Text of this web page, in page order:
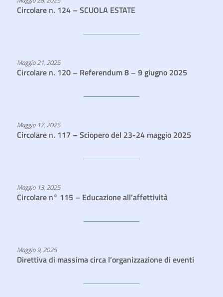
Circolare n. 124 – SCUOLA ESTATE
Maggio 21, 2025
Circolare n. 120 – Referendum 8 – 9 giugno 2025
Maggio 17, 2025
Circolare n. 117 – Sciopero del 23-24 maggio 2025
Maggio 13, 2025
Circolare n° 115 – Educazione all’affettività
Maggio 9, 2025
Direttiva di massima circa l’organizzazione di eventi